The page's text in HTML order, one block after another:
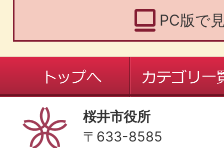
PC版で
桜井市役所
〒633-8585